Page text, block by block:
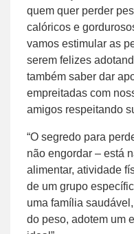
quem quer perder
calóricos e
vamos estimular as
serem felizes
também saber dar
empreitadas com
amigos respeitando
“O segredo para
não engordar – está
alimentar, atividade
de um grupo
uma família
do peso, adotem um